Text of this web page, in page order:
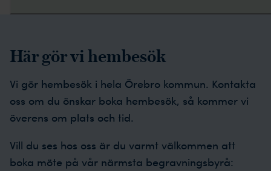
Här gör vi hembesök
Vi gör hembesök i hela Örebro kommun. Kontakta
oss om du önskar boka hembesök, så kommer vi
överens om plats och tid.
Vill du ses hos oss är du varmt välkommen att
boka möte på vår närmsta begravningsbyrå: